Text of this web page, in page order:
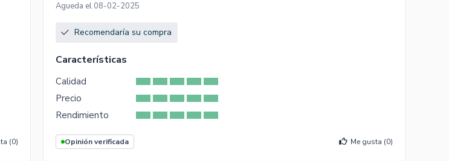
(0)
Agueda el 08-02-2025
Recomendaría su compra
Características
Calidad
Precio
Rendimiento
Opinión verificada Me gusta (0)